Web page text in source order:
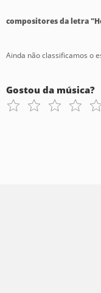
compositores da letra
Ainda não classificamos o
Gostou da música?